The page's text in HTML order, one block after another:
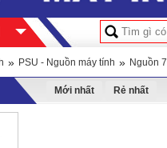
» PSU - Nguồn máy tính » Nguồn
Mới nhất Rẻ nhất